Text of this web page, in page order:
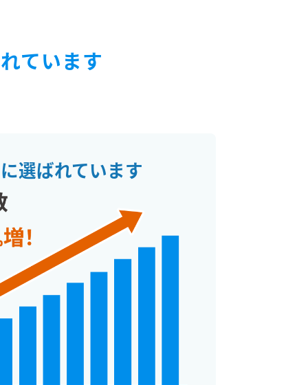
ています
選ばれています